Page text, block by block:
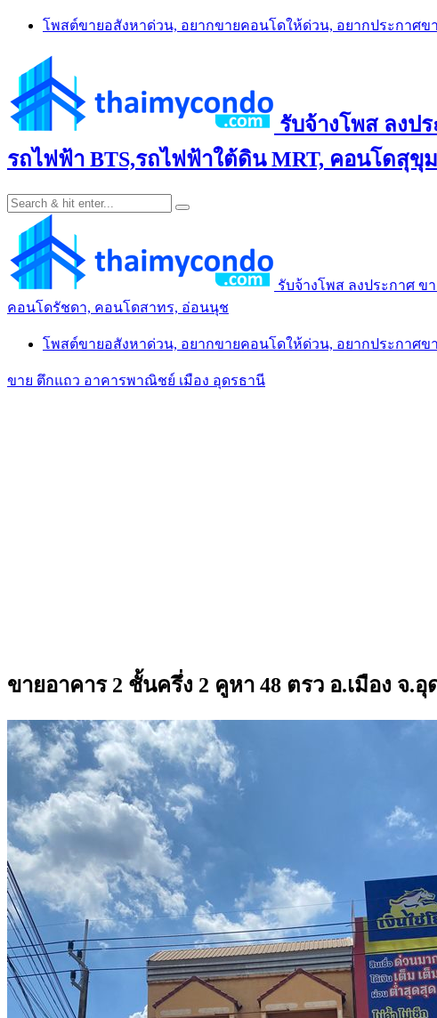
Skip
โพสต์ขายอสังหาด่วน, อยากขายคอนโดให้ด่วน, อยากประกาศข
รับจ้างโพส ลงป
รถไฟฟ้า BTS,รถไฟฟ้าใต้ดิน MRT, คอนโดสุ
รับจ้างโพส ลงประกาศ
คอนโดรัชดา, คอนโดสาทร, อ่อนนุช
โพสต์ขายอสังหาด่วน, อยากขายคอนโดให้ด่วน, อยากประกาศข
ขาย ตึกแถว อาคารพาณิชย์ เมือง อุดรธานี
ขายอาคาร 2 ชั้นครึ่ง 2 คูหา 48 ตรว อ.เมือง จ.อุ